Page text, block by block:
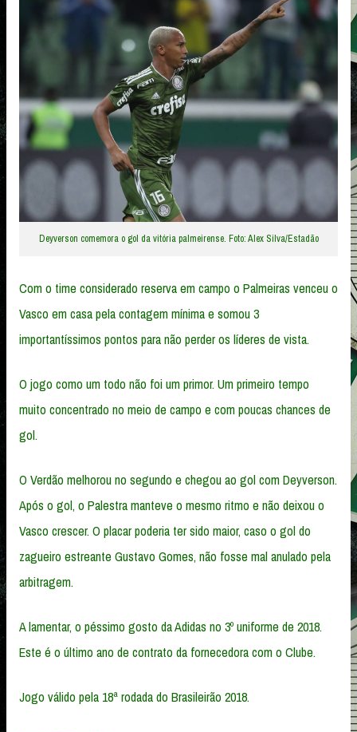
Deyverson comemora o gol da vitória palmeirense. Foto: Alex Silva/Estadão
Com o time considerado reserva em campo o Palmeiras venceu o
Vasco em casa pela contagem mínima e somou 3
importantíssimos pontos para não perder os líderes de vista.
O jogo como um todo não foi um primor. Um primeiro tempo
muito concentrado no meio de campo e com poucas chances de
gol.
O Verdão melhorou no segundo e chegou ao gol com Deyverson.
Após o gol, o Palestra manteve o mesmo ritmo e não deixou o
Vasco crescer. O placar poderia ter sido maior, caso o gol do
zagueiro estreante Gustavo Gomes, não fosse mal anulado pela
arbitragem.
A lamentar, o péssimo gosto da Adidas no 3º uniforme de 2018.
Este é o último ano de contrato da fornecedora com o Clube.
Jogo válido pela 18ª rodada do Brasileirão 2018.